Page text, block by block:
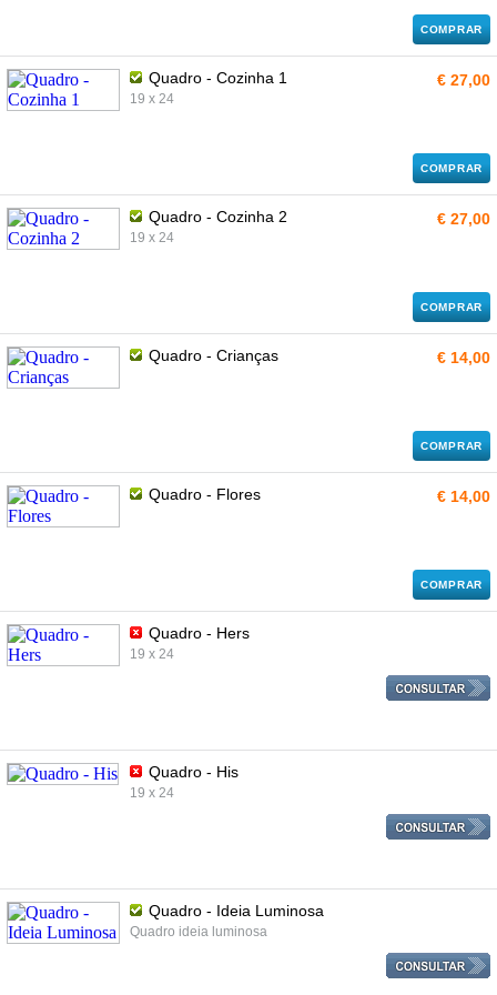
COMPRAR
Quadro - Cozinha 1
19 x 24
€ 27,00
COMPRAR
Quadro - Cozinha 2
19 x 24
€ 27,00
COMPRAR
Quadro - Crianças € 14,00
COMPRAR
Quadro - Flores € 14,00
COMPRAR
Quadro - Hers
19 x 24
Quadro - His
19 x 24
Quadro - Ideia Luminosa
Quadro ideia luminosa